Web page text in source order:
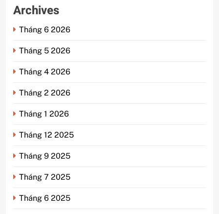
Archives
Tháng 6 2026
Tháng 5 2026
Tháng 4 2026
Tháng 2 2026
Tháng 1 2026
Tháng 12 2025
Tháng 9 2025
Tháng 7 2025
Tháng 6 2025